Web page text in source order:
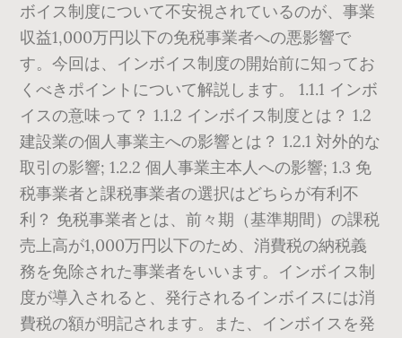
ボイス制度について不安視されているのが、事業
収益1,000万円以下の免税事業者への悪影響で
す。今回は、インボイス制度の開始前に知ってお
くべきポイントについて解説します。 1.1.1 インボ
イスの意味って？ 1.1.2 インボイス制度とは？ 1.2
建設業の個人事業主への影響とは？ 1.2.1 対外的な
取引の影響; 1.2.2 個人事業主本人への影響; 1.3 免
税事業者と課税事業者の選択はどちらが有利不
利？ 免税事業者とは、前々期（基準期間）の課税
売上高が1,000万円以下のため、消費税の納税義
務を免除された事業者をいいます。インボイス制
度が導入されると、発行されるインボイスには消
費税の額が明記されます。また、インボイスを発